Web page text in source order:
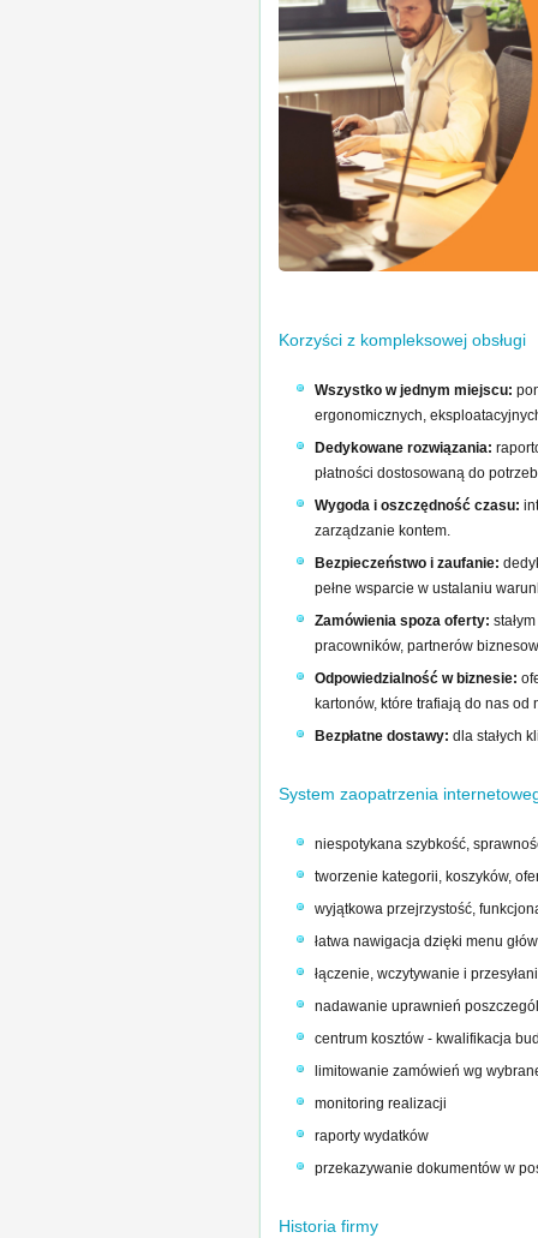
Korzyści z kompleksowej obsługi
Wszystko w jednym miejscu:
ergonomicznych,
Dedykowane rozwiązania:
płatności dostosowaną do
Wygoda i oszczędność czasu:
zarządzanie kontem.
Bezpieczeństwo i zaufanie:
pełne wsparcie w ustalaniu
Zamówienia spoza oferty:
pracowników, partnerów
Odpowiedzialność w biznesie:
kartonów, które trafiają do nas
Bezpłatne dostawy: dla stałych
System zaopatrzenia
niespotykana szybkość,
tworzenie kategorii, koszyków,
wyjątkowa przejrzystość,
łatwa nawigacja dzięki menu
łączenie, wczytywanie i
nadawanie uprawnień
centrum kosztów - kwalifikacja
limitowanie zamówień wg
monitoring realizacji
raporty wydatków
przekazywanie dokumentów w
Historia firmy